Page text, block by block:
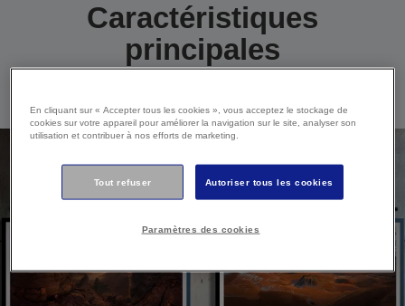
Caractéristiques
principales
En cliquant sur « Accepter tous les cookies », vous acceptez le stockage de
cookies sur votre appareil pour améliorer la navigation sur le site, analyser son
utilisation et contribuer à nos efforts de marketing.
Tout refuser Autoriser tous les cookies
Paramètres des cookies